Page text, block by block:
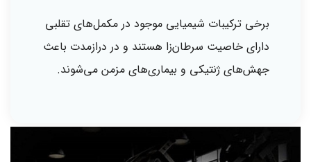
برخی ترکیبات شیمیایی موجود در مکمل‌های تقلبی
دارای خاصیت سرطان‌زا هستند و در درازمدت باعث
جهش‌های ژنتیکی و بیماری‌های مزمن می‌شوند.